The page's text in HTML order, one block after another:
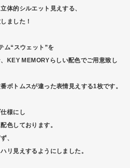
体的シルエット見えする、
ました！
ム“スウェット”を
KEY MEMORYらしい配色でご用意致し
ボトムスが違った表情見えする1枚です。
様にし
色しております。
、
リ見えするようにしました。